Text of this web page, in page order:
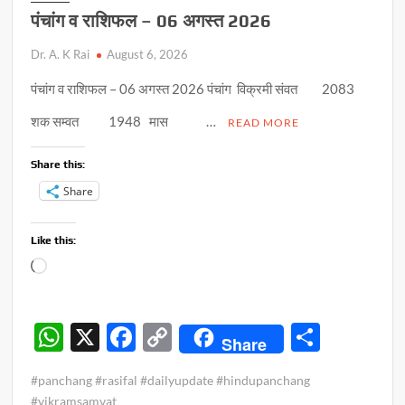
पंचांग व राशिफल – 06 अगस्त 2026
Dr. A. K Rai August 6, 2026
पंचांग व राशिफल – 06 अगस्त 2026 पंचांग विक्रमी संवत 2083
शक सम्वत 1948 मास …
READ MORE
Share this:
Share
Like this:
Loading…
W
at
X
F
e
C
o
p
Share
#panchang #rasifal #dailyupdate #hindupanchang
#vikramsamvat